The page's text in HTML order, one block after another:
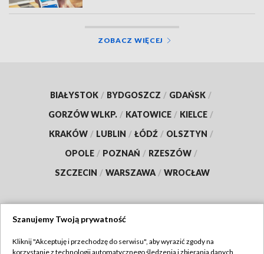
ZOBACZ WIĘCEJ
BIAŁYSTOK / BYDGOSZCZ / GDAŃSK /
GORZÓW WLKP. / KATOWICE / KIELCE /
KRAKÓW / LUBLIN / ŁÓDŹ / OLSZTYN /
OPOLE / POZNAŃ / RZESZÓW /
SZCZECIN / WARSZAWA / WROCŁAW
Szanujemy Twoją prywatność
Kliknij "Akceptuję i przechodzę do serwisu", aby wyrazić zgody na
korzystanie z technologii automatycznego śledzenia i zbierania danych,